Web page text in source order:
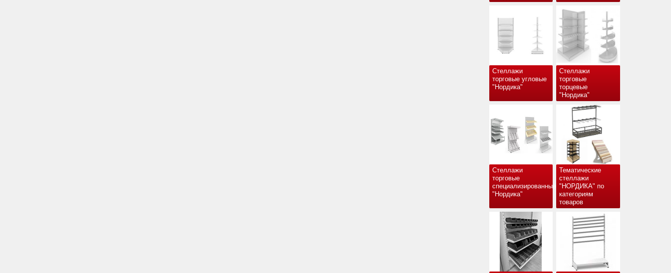
Стеллажи
торговые угловые
"Нордика"
Стеллажи
торговые
торцевые
"Нордика"
Стеллажи
торговые
специализированные
"Нордика"
Тематические
стеллажи
"НОРДИКА" по
категориям
товаров